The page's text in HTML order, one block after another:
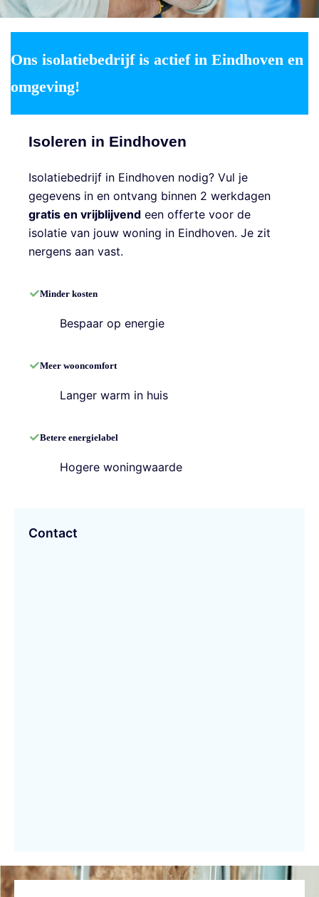
Ons isolatiebedrijf is actief in Eindhoven en
omgeving!
Isoleren in Eindhoven
Isolatiebedrijf in Eindhoven nodig? Vul je
gegevens in en ontvang binnen 2 werkdagen
gratis en vrijblijvend een offerte voor de
isolatie van jouw woning in Eindhoven. Je zit
nergens aan vast.
Minder kosten
Bespaar op energie
Meer wooncomfort
Langer warm in huis
Betere energielabel
Hogere woningwaarde
Contact